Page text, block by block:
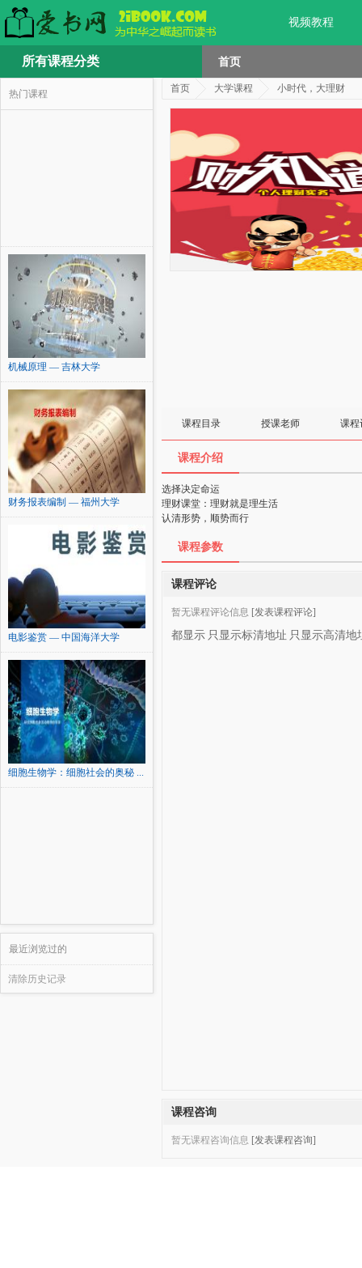
视频教程
所有课程分类 首页
热门课程
机械原理 — 吉林大学
财务报表编制 — 福州大学
电影鉴赏 — 中国海洋大学
细胞生物学：细胞社会的奥秘 ...
最近浏览过的
清除历史记录
首页 大学课程 小时代，大理财
课程目录 授课老师 课程
课程介绍
选择决定命运
理财课堂：理财就是理生活
认清形势，顺势而行
课程参数
课程评论
暂无课程评论信息 [发表课程评论]
都显示 只显示标清地址 只显示高清地
课程咨询
暂无课程咨询信息 [发表课程咨询]